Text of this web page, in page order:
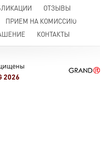
ОТЗЫВЫ
ПРИЕМ НА КОМИССИЮ
КОНТАКТЫ
2026